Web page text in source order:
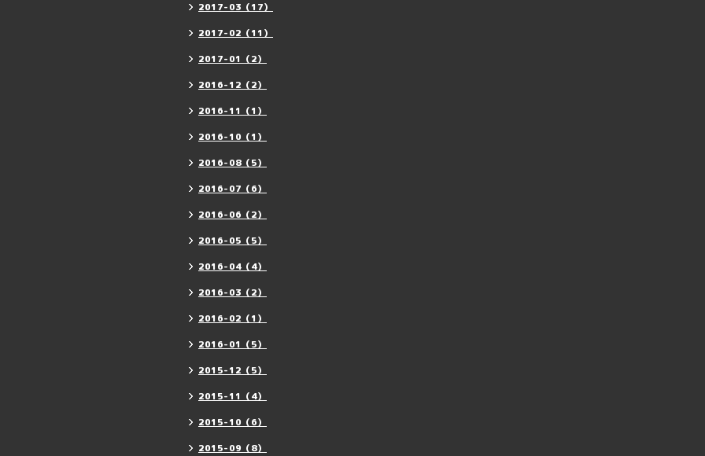
2017-03（17）
2017-02（11）
2017-01（2）
2016-12（2）
2016-11（1）
2016-10（1）
2016-08（5）
2016-07（6）
2016-06（2）
2016-05（5）
2016-04（4）
2016-03（2）
2016-02（1）
2016-01（5）
2015-12（5）
2015-11（4）
2015-10（6）
2015-09（8）